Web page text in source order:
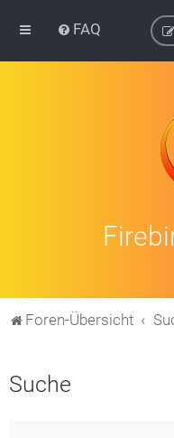
FAQ
Foren-Übersicht
Suche